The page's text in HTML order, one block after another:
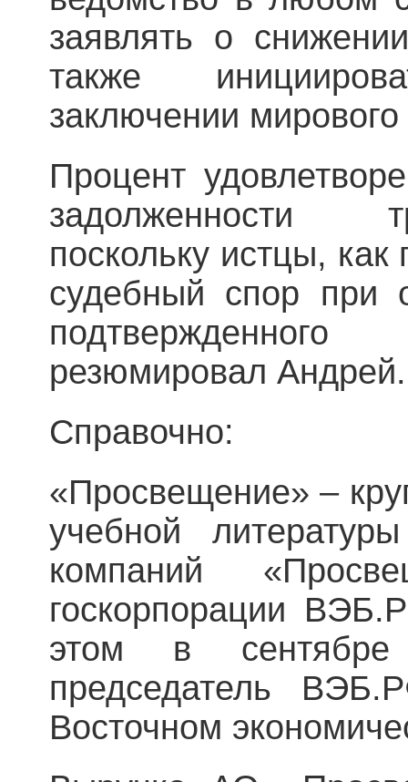
заявлять о
также
заключении
Процент
задолженности
поскольку истцы,
судебный спор при
резюмировал
Справочно:
«Просвещение» –
учебной
компаний
госкорпорации
этом в
председатель
Восточном